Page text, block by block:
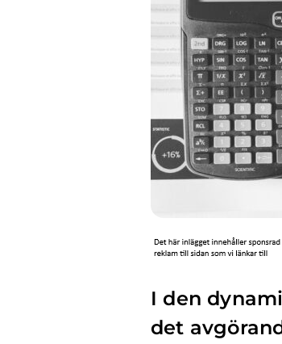
I den
det